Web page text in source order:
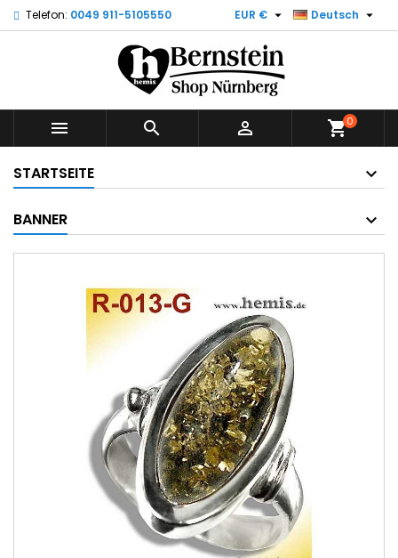
Telefon: 0049 911-5105550 Deutsch 
EUR € 
   shopping_cart0
STARTSEITE
BANNER